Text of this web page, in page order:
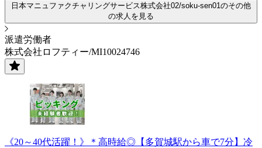
日本マニュファクチャリングサービス株式会社02/soku-sen01のその他
の求人を見る
派遣労働者
株式会社ロフティー/MI10024746
《20～40代活躍！》＊高時給◎【多賀城駅から車で7分】冷